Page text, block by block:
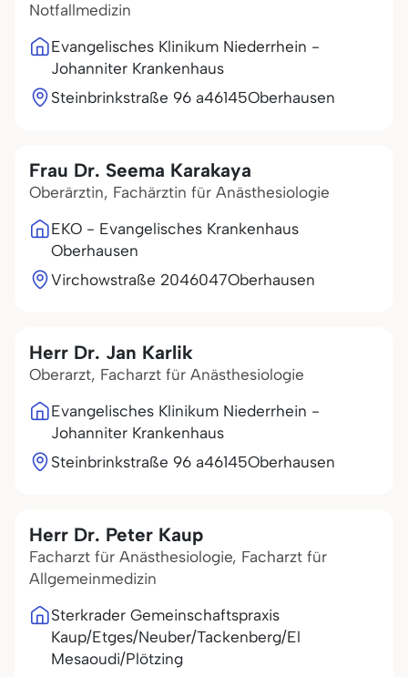
Notfallmedizin
Evangelisches Klinikum Niederrhein -
Johanniter Krankenhaus
Steinbrinkstraße 96 a46145Oberhausen
Frau Dr. Seema Karakaya
Oberärztin, Fachärztin für Anästhesiologie
EKO - Evangelisches Krankenhaus
Oberhausen
Virchowstraße 2046047Oberhausen
Herr Dr. Jan Karlik
Oberarzt, Facharzt für Anästhesiologie
Evangelisches Klinikum Niederrhein -
Johanniter Krankenhaus
Steinbrinkstraße 96 a46145Oberhausen
Herr Dr. Peter Kaup
Facharzt für Anästhesiologie, Facharzt für
Allgemeinmedizin
Sterkrader Gemeinschaftspraxis
Kaup/Etges/Neuber/Tackenberg/El
Mesaoudi/Plötzing